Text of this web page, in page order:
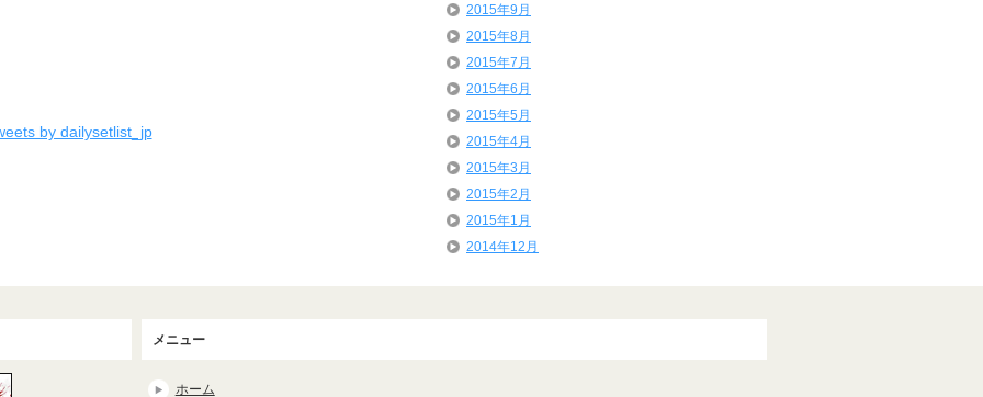
by dailysetlist_jp
2015年9月
2015年8月
2015年7月
2015年6月
2015年5月
2015年4月
2015年3月
2015年2月
2015年1月
2014年12月
メニュー
ホーム